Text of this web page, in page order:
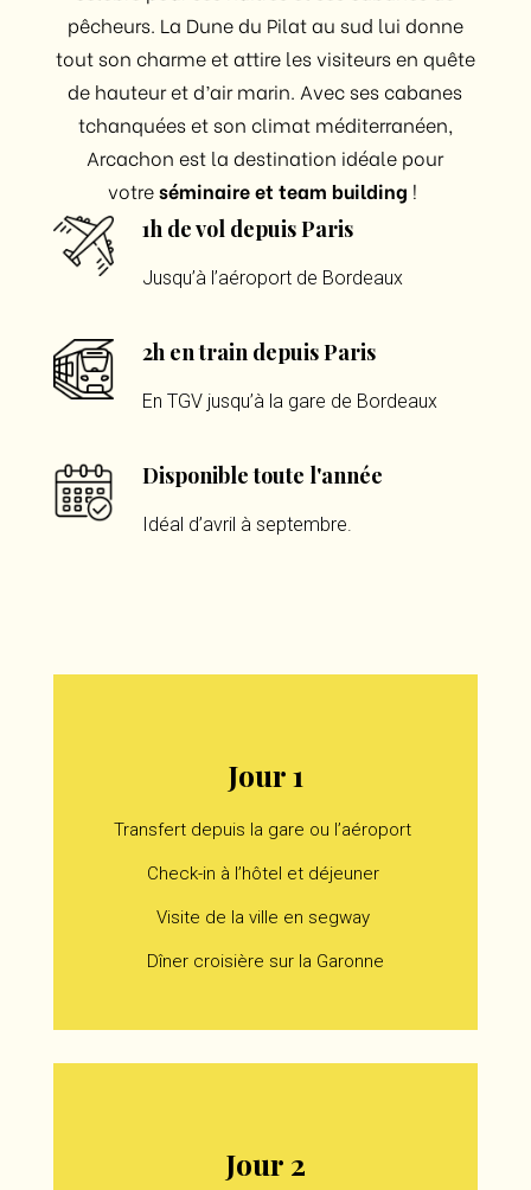
pêcheurs. La Dune du Pilat au sud lui donne
tout son charme et attire les visiteurs en quête
de hauteur et d’air marin. Avec ses cabanes
tchanquées et son climat méditerranéen,
Arcachon est la destination idéale pour
votreséminaire et team building !
1h de vol depuis Paris
Jusqu’à l’aéroport de Bordeaux
2h en train depuis Paris
En TGV jusqu’à la gare de Bordeaux
Disponible toute l'année
Idéal d’avril à septembre.
Jour 1
Transfert depuis la gare ou l’aéroport
Check-in à l’hôtel et déjeuner
Visite de la ville en segway
Dîner croisière sur la Garonne
Jour 2